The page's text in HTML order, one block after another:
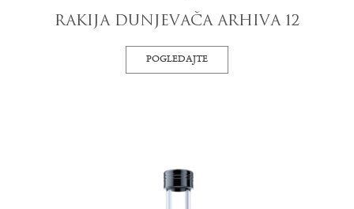
RAKIJA DUNJEVAČA ARHIVA 12
POGLEDAJTE